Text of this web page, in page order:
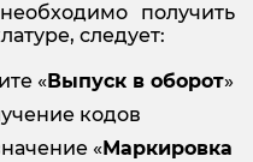
получить
следует:
« Выпуск в оборот»
кодов
«Маркировка